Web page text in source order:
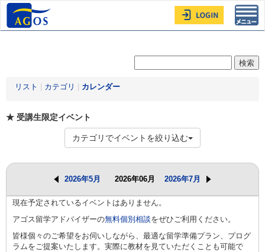
リスト カテゴリ カレンダー
★ 受講生限定イベント
カテゴリでイベントを絞り込む
2026年5月 2026年06月 2026年7月
現在予定されているイベントはありません。
アゴス留学アドバイザーの無料個別相談をぜひご利用ください。
皆様個々のご希望をお伺いしながら、最適な留学準備プラン、プログ
ラムをご提案いたします。実際に教材を見ていただくことも可能で